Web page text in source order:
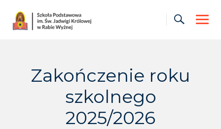
content
Zakończenie roku
szkolnego
2025/2026